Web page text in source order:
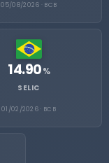
05/08/2026 · BCB
14.90%
SELIC
01/02/2026 · BCB